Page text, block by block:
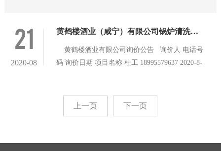
货、安装、调试、特检所验收办证）。 三、报价
21
2020-08
黄鹤楼酒业（咸宁）有限公司锅炉清洗项目
黄鹤楼酒业有限公司询价公告 询价人 电话号
码 询价日期 项目名称 杜工 18995579637 2020-8-
上一页 下一页